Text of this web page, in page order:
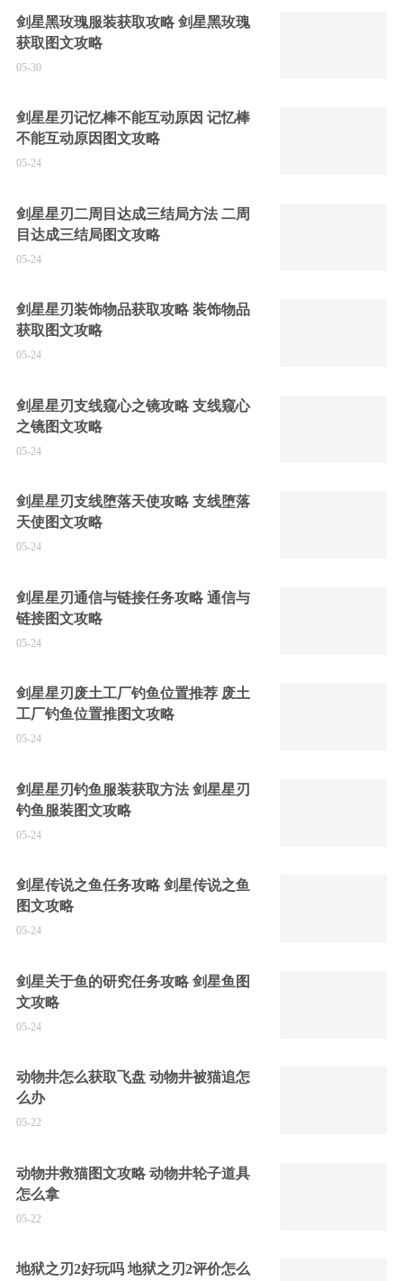
剑星黑玫瑰服装获取攻略 剑星黑玫瑰
获取图文攻略
05-30
剑星星刃记忆棒不能互动原因 记忆棒
不能互动原因图文攻略
05-24
剑星星刃二周目达成三结局方法 二周
目达成三结局图文攻略
05-24
剑星星刃装饰物品获取攻略 装饰物品
获取图文攻略
05-24
剑星星刃支线窥心之镜攻略 支线窥心
之镜图文攻略
05-24
剑星星刃支线堕落天使攻略 支线堕落
天使图文攻略
05-24
剑星星刃通信与链接任务攻略 通信与
链接图文攻略
05-24
剑星星刃废土工厂钓鱼位置推荐 废土
工厂钓鱼位置推图文攻略
05-24
剑星星刃钓鱼服装获取方法 剑星星刃
钓鱼服装图文攻略
05-24
剑星传说之鱼任务攻略 剑星传说之鱼
图文攻略
05-24
剑星关于鱼的研究任务攻略 剑星鱼图
文攻略
05-24
动物井怎么获取飞盘 动物井被猫追怎
么办
05-22
动物井救猫图文攻略 动物井轮子道具
怎么拿
05-22
地狱之刃2好玩吗 地狱之刃2评价怎么